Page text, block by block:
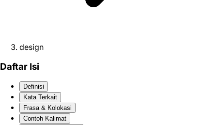
design
Daftar Isi
Definisi
Kata Terkait
Frasa & Kolokasi
Contoh Kalimat